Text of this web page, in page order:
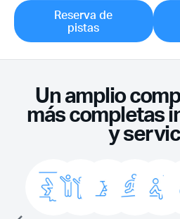
Reserva de
pistas
Un amplio
más completas
y